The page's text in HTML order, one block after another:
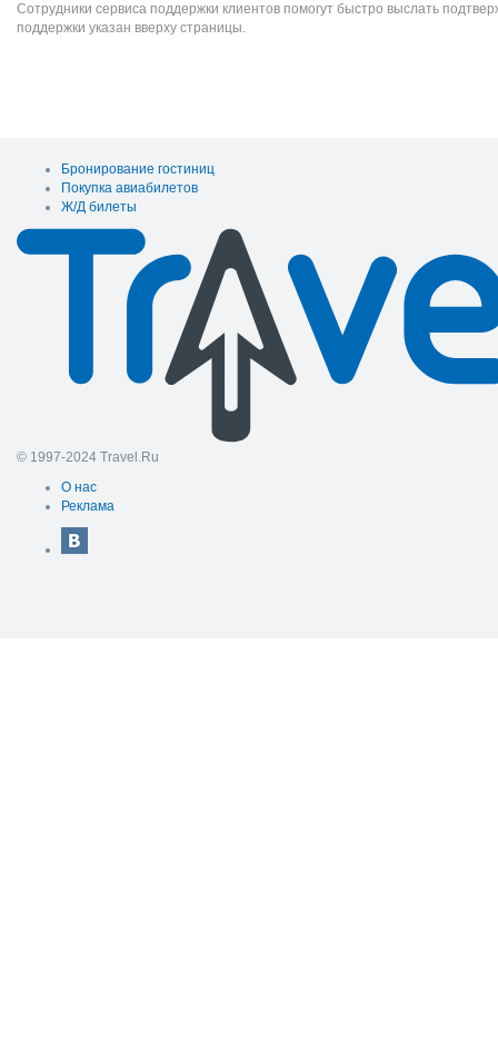
Сотрудники сервиса поддержки клиентов помогут быстро выслать
поддержки указан вверху страницы.
Бронирование гостиниц
Покупка авиабилетов
Ж/Д билеты
© 1997-2024 Travel.Ru
О нас
Реклама